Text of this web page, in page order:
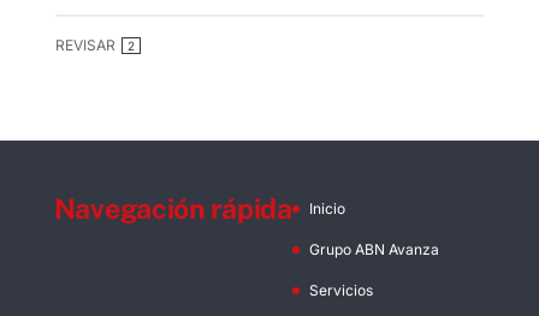
REVISAR 2
Navegación rápida Inicio
Grupo ABN Avanza
Servicios